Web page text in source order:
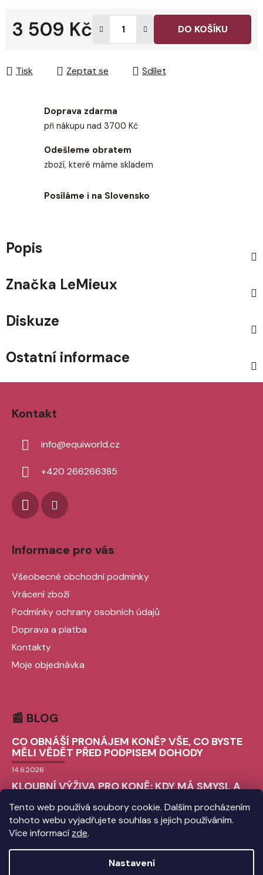
Tento web používá soubory cookie. Dalším procházením
tohoto webu vyjadřujete souhlas s jejich používáním.
Více informací zde.
Nastavení
3 509 Kč DO KOŠÍKU
Tisk Zeptat se Sdílet
Doprava zdarma
při nákupu nad 3700 Kč
Odešleme obratem
zboží, které máme skladem
Posíláme i na Slovensko
Popis
Značka LeMieux
Diskuze
Ostatní informace
Kontakt
info@equiworld.cz
+420 266266385
Informace pro vás
Všeobecné obchodní podmínky
Vrácení zboží
Podmínky ochrany osobních údajů
Doprava a platba
Kontakty
Moje objednávka
📰 BLOG
CO OBNÁŠÍ PRONÁJEM KONĚ? VŠE, CO BYSTE
MĚLI VĚDĚT PŘED PODPISEM DOHODY
14.6.2026
KLOUBNÍ VÝŽIVA PRO KONĚ: KDY MÁ SMYSL A
9.6.2026
CHLADICÍ BOTY PRO KONĚ: VŠE, CO